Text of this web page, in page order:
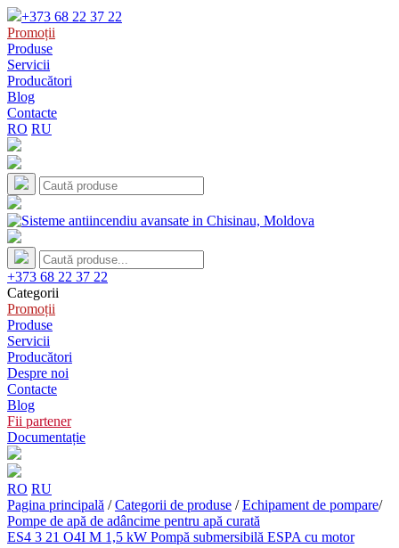
+373 68 22 37 22
Promoții
Produse
Servicii
Producători
Blog
Contacte
RO RU
+373 68 22 37 22
Categorii
Promoții
Produse
Servicii
Producători
Despre noi
Contacte
Blog
Fii partener
Documentație
RO RU
Pagina principală / Categorii de produse / Echipament de pompare/
Pompe de apă de adâncime pentru apă curată
ES4 3 21 O4I M 1,5 kW Pompă submersibilă ESPA cu motor